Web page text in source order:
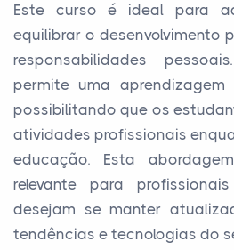
Este curso é ideal para
equilibrar o desenvolvimento
responsabilidades
permite uma aprendizagem
possibilitando que os
atividades profissionais
educação. Esta
relevante para
desejam se manter
tendências e tecnologias do